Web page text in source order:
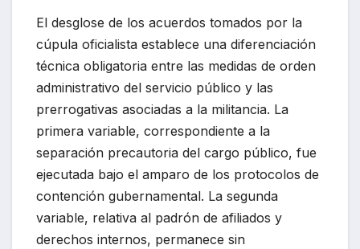
El desglose de los acuerdos tomados por la
cúpula oficialista establece una diferenciación
técnica obligatoria entre las medidas de orden
administrativo del servicio público y las
prerrogativas asociadas a la militancia. La
primera variable, correspondiente a la
separación precautoria del cargo público, fue
ejecutada bajo el amparo de los protocolos de
contención gubernamental. La segunda
variable, relativa al padrón de afiliados y
derechos internos, permanece sin